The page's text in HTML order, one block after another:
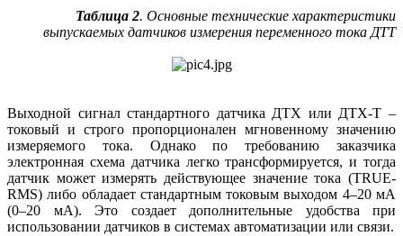
Таблица 2. Основные технические характеристики
выпускаемых датчиков измерения переменного тока ДТТ
Выходной сигнал стандартного датчика ДТХ или ДТХ-Т –
токовый и строго пропорционален мгновенному значению
измеряемого тока. Однако по требованию заказчика
электронная схема датчика легко трансформируется, и тогда
датчик может измерять действующее значение тока (TRUE-
RMS) либо обладает стандартным токовым выходом 4–20 мА
(0–20 мА). Это создает дополнительные удобства при
использовании датчиков в системах автоматизации или связи.